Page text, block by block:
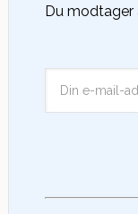
Du modtager